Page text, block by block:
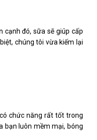
cạnh đó, sữa sẽ giúp cấp
chúng tôi vừa kiếm lại
chức năng rất tốt trong
bạn luôn mềm mại, bóng